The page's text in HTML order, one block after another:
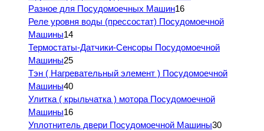
Разное для Посудомоечных Машин16
Реле уровня воды (прессостат) Посудомоечной
Машины14
Термостаты-Датчики-Сенсоры Посудомоечной
Машины25
Тэн ( Нагревательный элемент ) Посудомоечной
Машины40
Улитка ( крыльчатка ) мотора Посудомоечной
Машины16
Уплотнитель двери Посудомоечной Машины30